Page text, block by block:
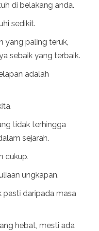
di belakang anda.
sedikit.
yang paling teruk,
sebaik yang terbaik.
adalah
tidak terhingga
sejarah.
cukup.
ungkapan.
pasti daripada masa
hebat, mesti ada